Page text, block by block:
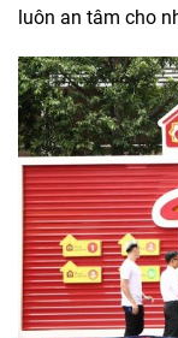
luôn an tâm cho